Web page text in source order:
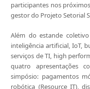
participantes nos
gestor do Projeto Setorial
Além do estande
inteligência artificial, IoT,
serviços de TI, high
quatro apresentações
simpósio: pagamentos
robótica (Resource IT),